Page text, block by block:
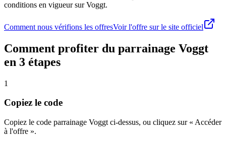
conditions en vigueur surVoggt.
Comment nous vérifions les offresVoir l'offre sur le site officiel
Comment profiter du parrainage Voggt
en 3 étapes
1
Copiez le code
Copiez le code parrainage Voggt ci-dessus, ou cliquez sur « Accéder
à l'offre ».